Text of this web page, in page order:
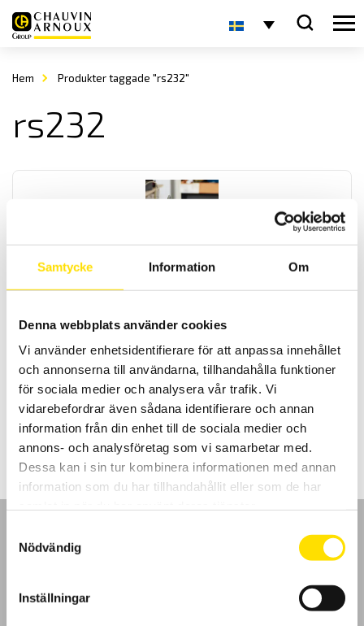
Samtycke Information Om
Denna webbplats använder cookies
Vi använder enhetsidentifierare för att anpassa innehållet
och annonserna till användarna, tillhandahålla funktioner
för sociala medier och analysera vår trafik. Vi
vidarebefordrar även sådana identifierare och annan
information från din enhet till de sociala medier och
annons- och analysföretag som vi samarbetar med.
Dessa kan i sin tur kombinera informationen med annan
information som du har tillhandahållit eller som de har
Nödvändig
Inställningar
Hem Produkter taggade "rs232"
rs232
OX9000 Scopix IV oscilloskopserie
multimeter som har effektmätning, övertonsanalys samt logger.
OX9302-BUS har även BUS-analys, för analys av de vanligast
förekommande databussarna. Med kommunikatione med ethernet,
WiFi och USB kommunikation samt inbyggd webbserver. Även
mjukvara för PC ingår.
28,900.00 kr – 59,500.00krPrisintervall:
28,900.00 kr
59,500.00 kr
LÄS MER